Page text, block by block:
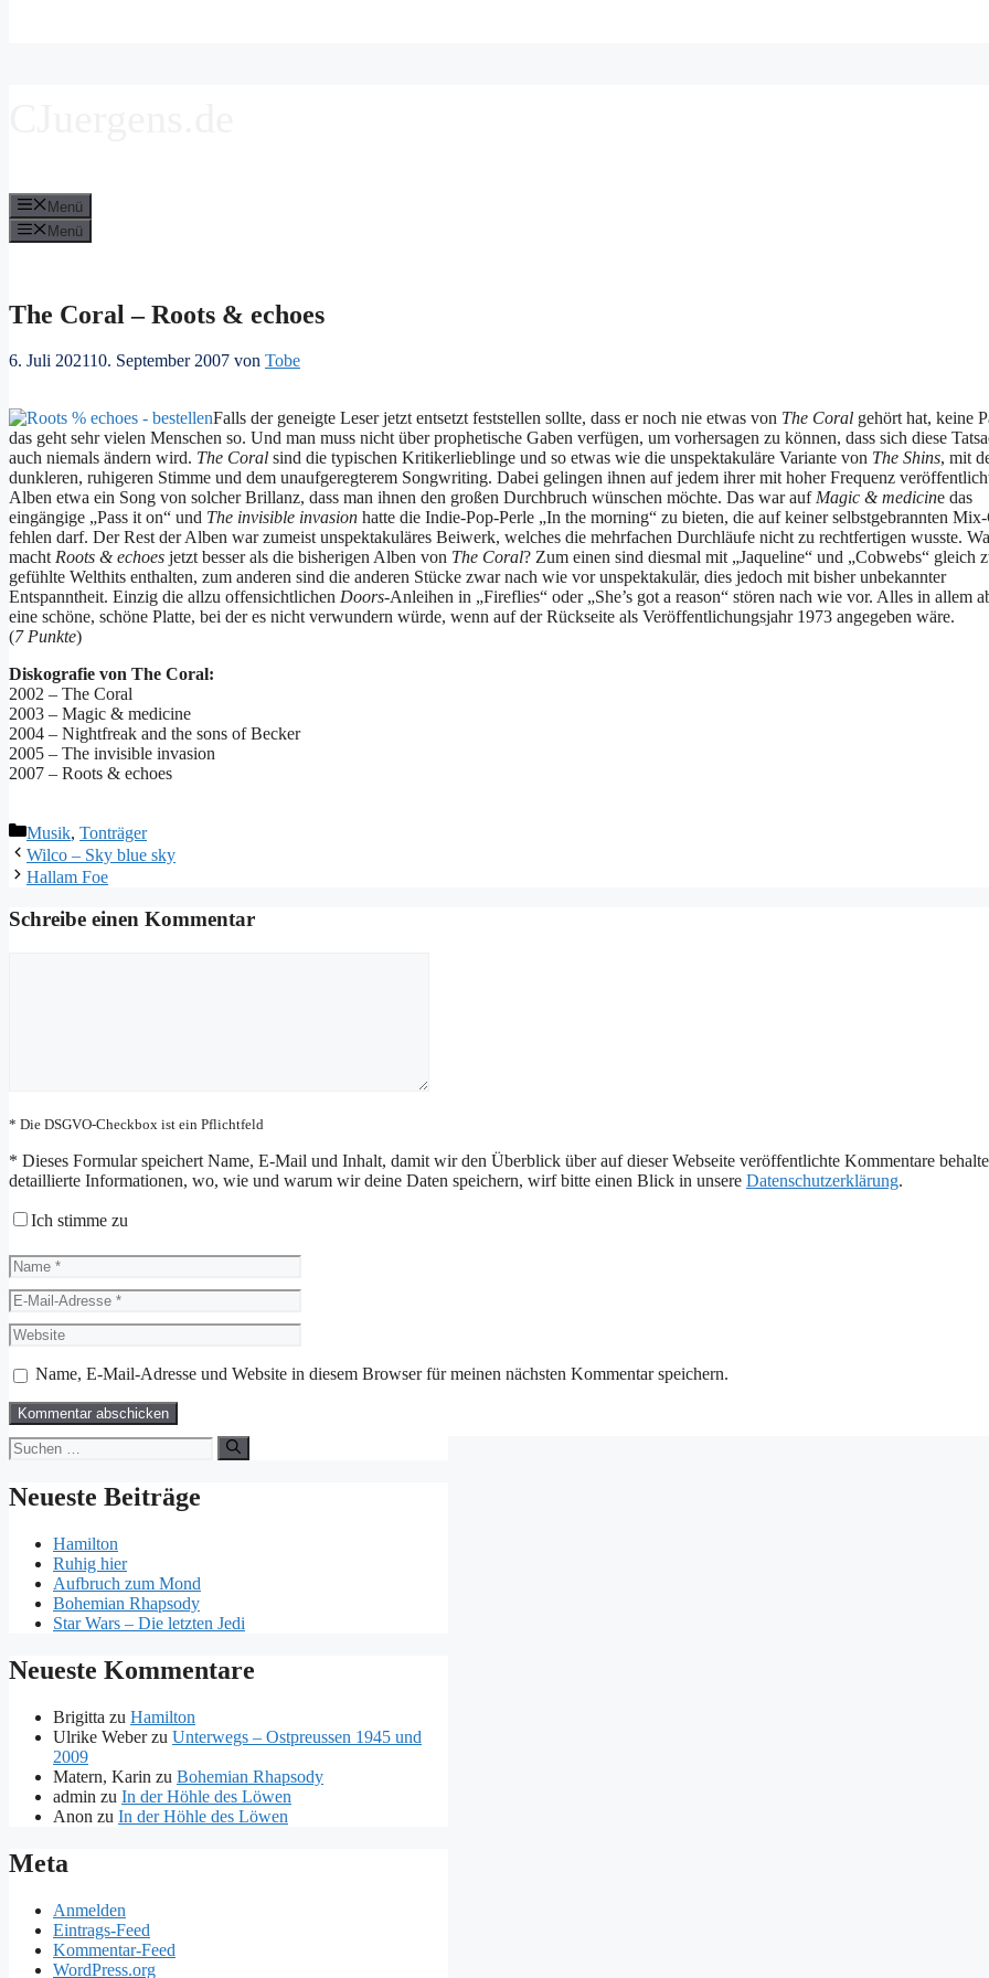
Menü
Menü
The Coral – Roots & echoes
6. Juli 202110. September 2007 von Tobe
Falls der geneigte Leser jetzt entsetzt feststellen sollte, dass er noch nie etwas von The Coral gehört hat, keine
das geht sehr vielen Menschen so. Und man muss nicht über prophetische Gaben verfügen, um vorhersagen zu können, dass sich diese
auch niemals ändern wird. The Coral sind die typischen Kritikerlieblinge und so etwas wie die unspektakuläre Variante von The Shins, mit
dunkleren, ruhigeren Stimme und dem unaufgeregterem Songwriting. Dabei gelingen ihnen auf jedem ihrer mit hoher Frequenz
Alben etwa ein Song von solcher Brillanz, dass man ihnen den großen Durchbruch wünschen möchte. Das war auf Magic & medicine das
eingängige „Pass it on“ und The invisible invasion hatte die Indie-Pop-Perle „In the morning“ zu bieten, die auf keiner selbstgebrannten
fehlen darf. Der Rest der Alben war zumeist unspektakuläres Beiwerk, welches die mehrfachen Durchläufe nicht zu rechtfertigen wusste.
macht Roots & echoes jetzt besser als die bisherigen Alben von The Coral? Zum einen sind diesmal mit „Jaqueline“ und „Cobwebs“ gleich
gefühlte Welthits enthalten, zum anderen sind die anderen Stücke zwar nach wie vor unspektakulär, dies jedoch mit bisher unbekannter
Entspanntheit. Einzig die allzu offensichtlichen Doors-Anleihen in „Fireflies“ oder „She’s got a reason“ stören nach wie vor. Alles in allem
eine schöne, schöne Platte, bei der es nicht verwundern würde, wenn auf der Rückseite als Veröffentlichungsjahr 1973 angegeben wäre.
(7 Punkte)
Diskografie von The Coral:
2002 – The Coral
2003 – Magic & medicine
2004 – Nightfreak and the sons of Becker
2005 – The invisible invasion
2007 – Roots & echoes
Kategorien
Musik, Tonträger
Wilco – Sky blue sky
Hallam Foe
Schreibe einen Kommentar
* Die DSGVO-Checkbox ist ein Pflichtfeld
* Dieses Formular speichert Name, E-Mail und Inhalt, damit wir den Überblick über auf dieser Webseite veröffentlichte Kommentare
detaillierte Informationen, wo, wie und warum wir deine Daten speichern, wirf bitte einen Blick in unsere Datenschutzerklärung.
Ich stimme zu
Name
E-
Mail-
Adresse
Website
Name, E-Mail-Adresse und Website in diesem Browser für meinen nächsten Kommentar speichern.
Suchen
nach:
Neueste Beiträge
Hamilton
Ruhig hier
Aufbruch zum Mond
Bohemian Rhapsody
Star Wars – Die letzten Jedi
Neueste Kommentare
Brigitta zu Hamilton
Ulrike Weberzu Unterwegs – Ostpreussen 1945 und
2009
Matern, Karin zu Bohemian Rhapsody
admin zu In der Höhle des Löwen
Anon zu In der Höhle des Löwen
Meta
Anmelden
Eintrags-Feed
Kommentar-Feed
WordPress.org